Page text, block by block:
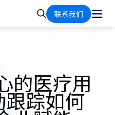
搜
索
联系我们
的医疗用
踪如何